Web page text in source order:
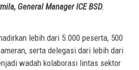
General Manager ICE BSD.
lebih dari 5.000 peserta, 500
serta delegasi dari lebih dari
wadah kolaborasi lintas sektor